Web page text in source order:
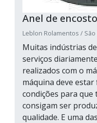
Anel de
Leblon Rolamentos / São
Muitas indústrias
serviços
realizados com o
máquina deve
condições para
consigam ser
qualidade. E uma